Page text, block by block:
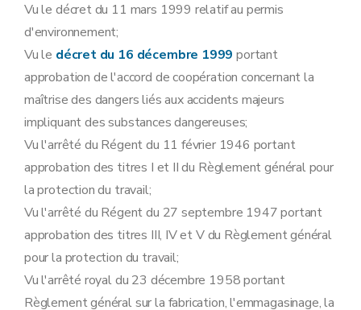
Art. 17
Sous-section 4
Art. 18
Sous-section 5 Contenu du permis d'environnement
Art. 19
Sous-section 6
Modalités d'instruction des recours dirigés contre les décisions relatives aux demandes de permis d'environnement
Art. 20
Art. 21
Art. 22
Art. 23
Art. 24
Art. 25
Art. 26
Sous-section 7
Tenue des registres des permis d'environnement
Art. 27
Art. 28
Art. 29
Section 2
Procédure d'octroi du permis unique
Sous-section première Introduction de la demande
Art. 30
Vu le décret du 11 mars 1999 relatif au permis
d'environnement;
Vu le décret du 16 décembre 1999 portant
approbation de l'accord de coopération concernant la
maîtrise des dangers liés aux accidents majeurs
impliquant des substances dangereuses;
Vu l'arrêté du Régent du 11 février 1946 portant
approbation des titres I et II du Règlement général pour
la protection du travail;
Vu l'arrêté du Régent du 27 septembre 1947 portant
approbation des titres III, IV et V du Règlement général
pour la protection du travail;
Vu l'arrêté royal du 23 décembre 1958 portant
Règlement général sur la fabrication, l'emmagasinage, la